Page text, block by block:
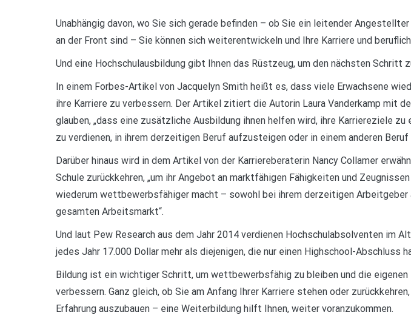
Unabhängig davon, wo Sie sich gerade befinden – ob Sie ein leitender
an der Front sind – Sie können sich weiterentwickeln und Ihre Karriere und
Und eine Hochschulausbildung gibt Ihnen das Rüstzeug, um den nächsten Schritt
In einem Forbes-Artikel von Jacquelyn Smith heißt es, dass viele Erwachsene
ihre Karriere zu verbessern. Der Artikel zitiert die Autorin Laura Vanderkamp mit
glauben, „dass eine zusätzliche Ausbildung ihnen helfen wird, ihre Karriereziele zu
zu verdienen, in ihrem derzeitigen Beruf aufzusteigen oder in einem anderen Beruf
Darüber hinaus wird in dem Artikel von der Karriereberaterin Nancy Collamer
Schule zurückkehren, „um ihr Angebot an marktfähigen Fähigkeiten und
wiederum wettbewerbsfähiger macht – sowohl bei ihrem derzeitigen Arbeitgeber
gesamten Arbeitsmarkt“.
Und laut Pew Research aus dem Jahr 2014 verdienen Hochschulabsolventen im
jedes Jahr 17.000 Dollar mehr als diejenigen, die nur einen Highschool-Abschluss
Bildung ist ein wichtiger Schritt, um wettbewerbsfähig zu bleiben und die eigenen
verbessern. Ganz gleich, ob Sie am Anfang Ihrer Karriere stehen oder
Erfahrung auszubauen – eine Weiterbildung hilft Ihnen, weiter voranzukommen.